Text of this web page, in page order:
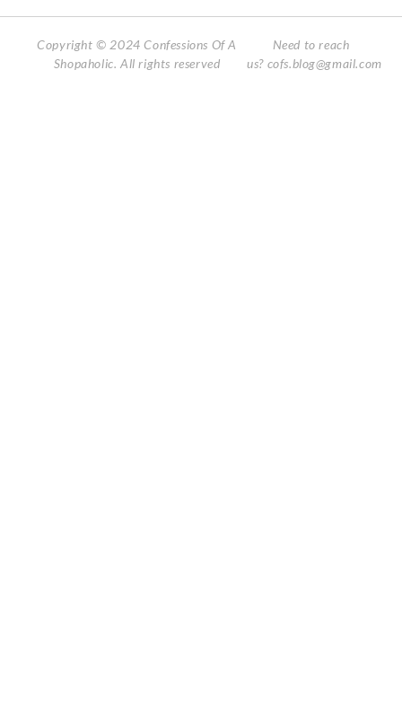
Copyright © 2024 Confessions Of A
Shopaholic. All rights reserved
Need to reach
us? cofs.blog@gmail.com